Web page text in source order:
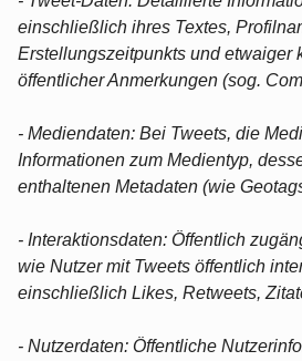
einschließlich ihres Textes,
Erstellungszeitpunkts und etwaiger
öffentlicher Anmerkungen (sog.
- Mediendaten: Bei Tweets, die
Informationen zum Medientyp,
enthaltenen Metadaten (wie
- Interaktionsdaten: Öffentlich
wie Nutzer mit Tweets öffentlich
einschließlich Likes, Retweets,
- Nutzerdaten: Öffentliche